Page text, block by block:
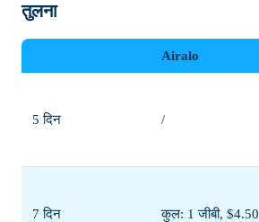
तुलना
Airalo
5 दिन /
7 दिन कुल: 1 जीबी, $4.50